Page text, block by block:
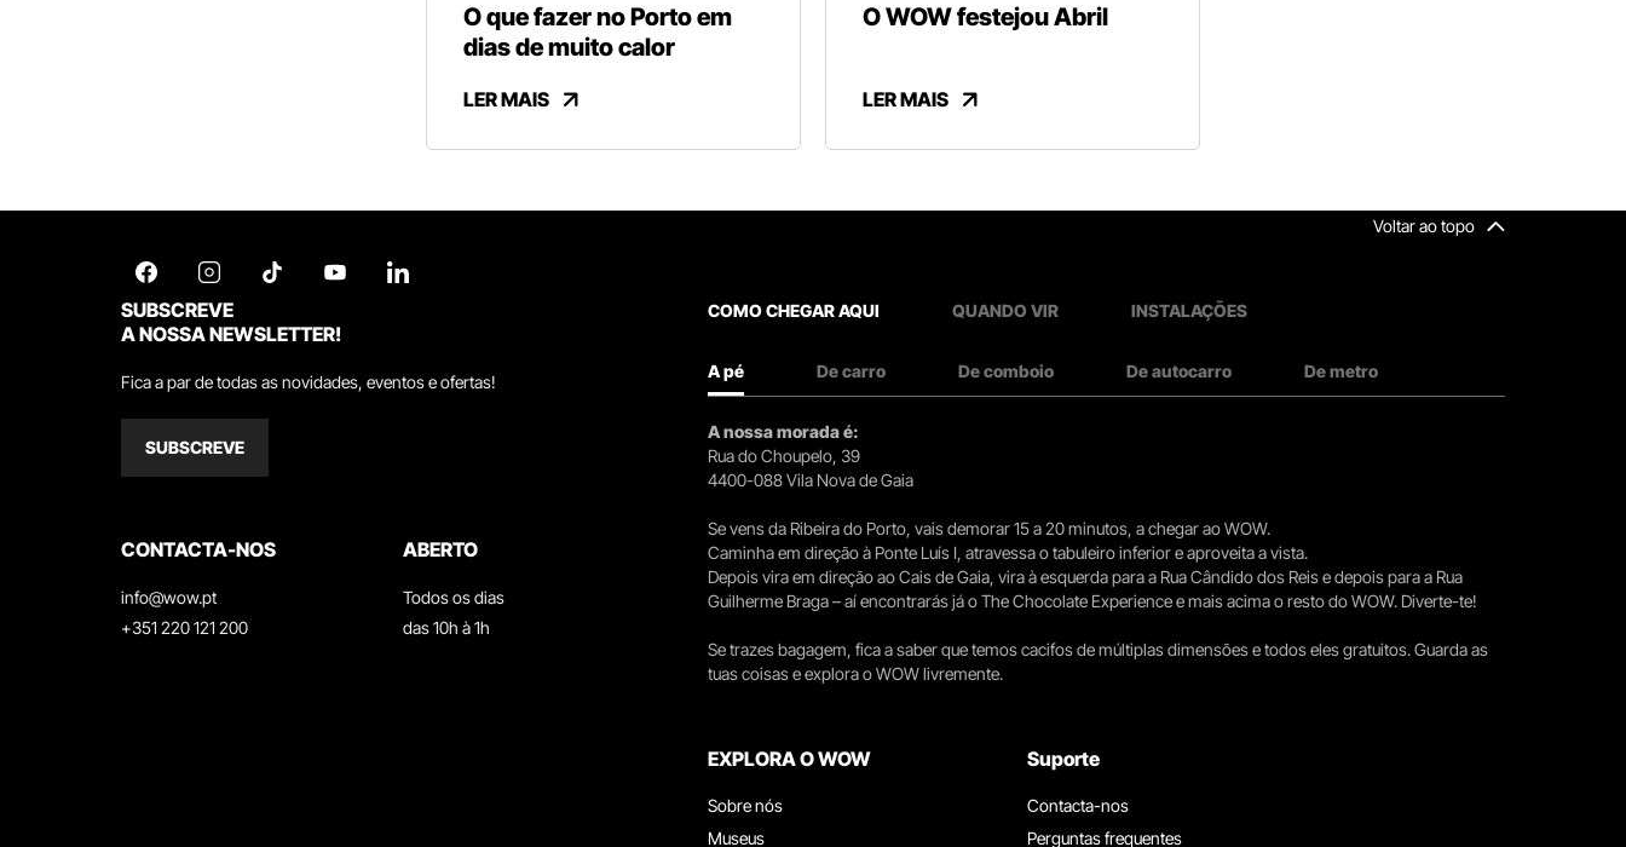
O que fazer no Porto em
dias de muito calor
LER MAIS
O WOW festejou Abril
LER MAIS
Voltar ao topo
SUBSCREVE
A NOSSA NEWSLETTER!
Fica a par de todas as novidades, eventos e ofertas!
SUBSCREVE
CONTACTA-NOS
info@wow.pt
+351 220 121 200
ABERTO
Todos os dias
das 10h à 1h
COMO CHEGAR AQUI QUANDO VIR INSTALAÇÕES
A pé De carro De comboio De autocarro De metro
A nossa morada é:
Rua do Choupelo, 39
4400-088 Vila Nova de Gaia
Se vens da Ribeira do Porto, vais demorar 15 a 20 minutos, a chegar ao WOW.
Caminha em direção à Ponte Luís I, atravessa o tabuleiro inferior e aproveita a vista.
Depois vira em direção ao Cais de Gaia, vira à esquerda para a Rua Cândido dos Reis e depois para a Rua
Guilherme Braga – aí encontrarás já o The Chocolate Experience e mais acima o resto do WOW. Diverte-te!
Se trazes bagagem, fica a saber que temos cacifos de múltiplas dimensões e todos eles gratuitos. Guarda as
tuas coisas e explora o WOW livremente.
EXPLORA O WOW
Sobre nós
Museus
Suporte
Contacta-nos
Perguntas frequentes